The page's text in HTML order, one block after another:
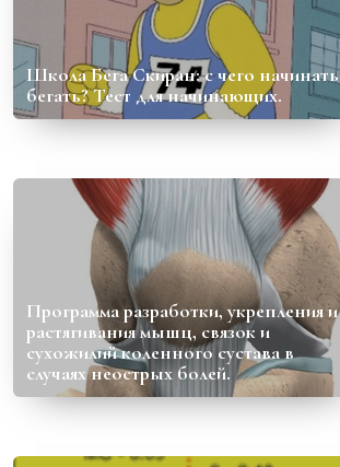
Школа Бега Скиран: с чего начинать
бегать? Тест для начинающих.
Программа разработки, укрепления и
растягивания мышц, связок и
сухожилий коленного сустава в
случаях неострых болей.